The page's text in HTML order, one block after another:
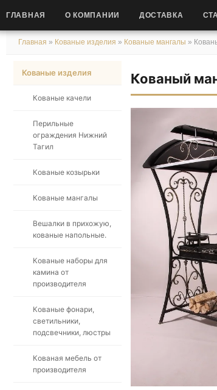
ГЛАВНАЯ О КОМПАНИИ ДОСТАВКА
Главная » Кованые изделия » Кованые мангалы »
Кованые изделия
Кованые качели
Перильные
ограждения Нижний
Тагил
Кованые козырьки
Кованые мангалы
Вешалки в прихожую,
кованые напольные.
Кованые наборы для
камина от
производителя
Кованые фонари,
светильники,
подсвечники, люстры
Кованая мебель от
производителя
Кованый